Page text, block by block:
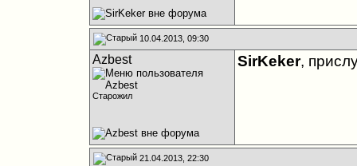
10.04.2013, 09:30
Azbest
Старожил
SirKeker,
21.04.2013, 22:30